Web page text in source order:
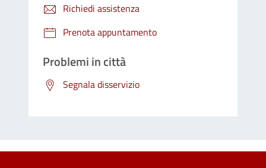
Richiedi assistenza
Prenota appuntamento
Problemi in città
Segnala disservizio